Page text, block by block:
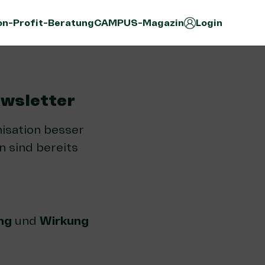
Profit-BeratungCAMPUS-Magazin Login
besser
sind bereits
und Wirkung